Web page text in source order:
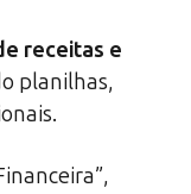
receitas e
planilhas,